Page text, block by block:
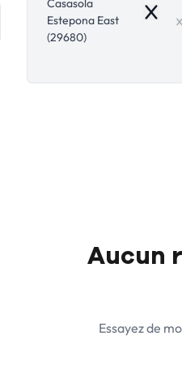
Casasola
Estepona East
(29680)
Remove
Aucun
Essayez de